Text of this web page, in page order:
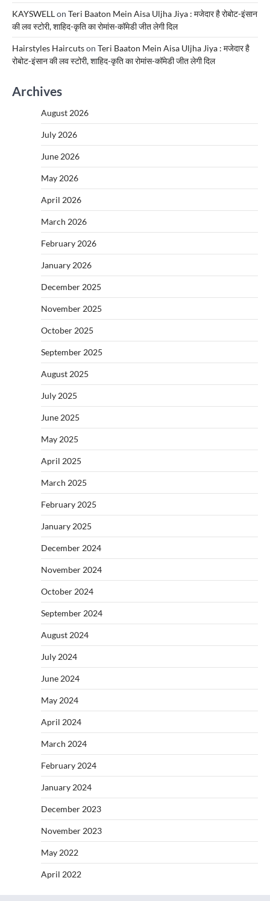
KAYSWELLon Teri Baaton Mein Aisa Uljha Jiya : मजेदार है रोबोट-इंसान
की लव स्टोरी, शाहिद-कृति का रोमांस-कॉमेडी जीत लेगी दिल
Hairstyles Haircutson Teri Baaton Mein Aisa Uljha Jiya : मजेदार है
रोबोट-इंसान की लव स्टोरी, शाहिद-कृति का रोमांस-कॉमेडी जीत लेगी दिल
Archives
August 2026
July 2026
June 2026
May 2026
April 2026
March 2026
February 2026
January 2026
December 2025
November 2025
October 2025
September 2025
August 2025
July 2025
June 2025
May 2025
April 2025
March 2025
February 2025
January 2025
December 2024
November 2024
October 2024
September 2024
August 2024
July 2024
June 2024
May 2024
April 2024
March 2024
February 2024
January 2024
December 2023
November 2023
May 2022
April 2022